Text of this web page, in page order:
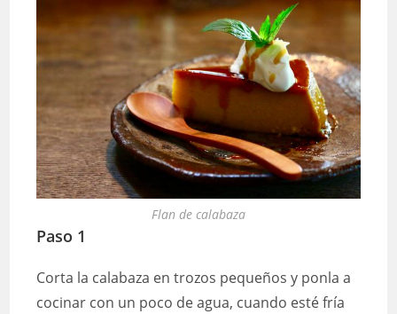
Flan de calabaza
Paso 1
Corta la calabaza en trozos pequeños y ponla a
cocinar con un poco de agua, cuando esté fría